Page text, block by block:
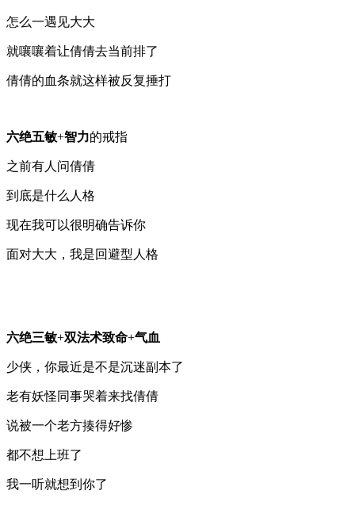
怎么一遇见大大
就嚷嚷着让倩倩去当前排了
倩倩的血条就这样被反复捶打
六绝五敏+智力的戒指
之前有人问倩倩
到底是什么人格
现在我可以很明确告诉你
面对大大，我是回避型人格
六绝三敏+双法术致命+气血
少侠，你最近是不是沉迷副本了
老有妖怪同事哭着来找倩倩
说被一个老方揍得好惨
都不想上班了
我一听就想到你了